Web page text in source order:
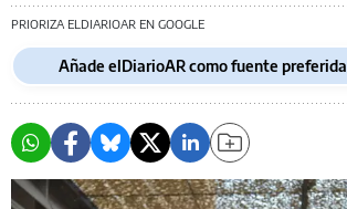
PRIORIZA ELDIARIOAR EN GOOGLE
Añade elDiarioAR como fuente preferida